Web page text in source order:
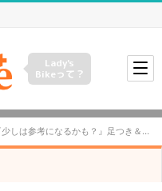
Lady's
Bikeって？
？』足つき＆プチインプレ“TRIUMPH BONNEVILLE T100